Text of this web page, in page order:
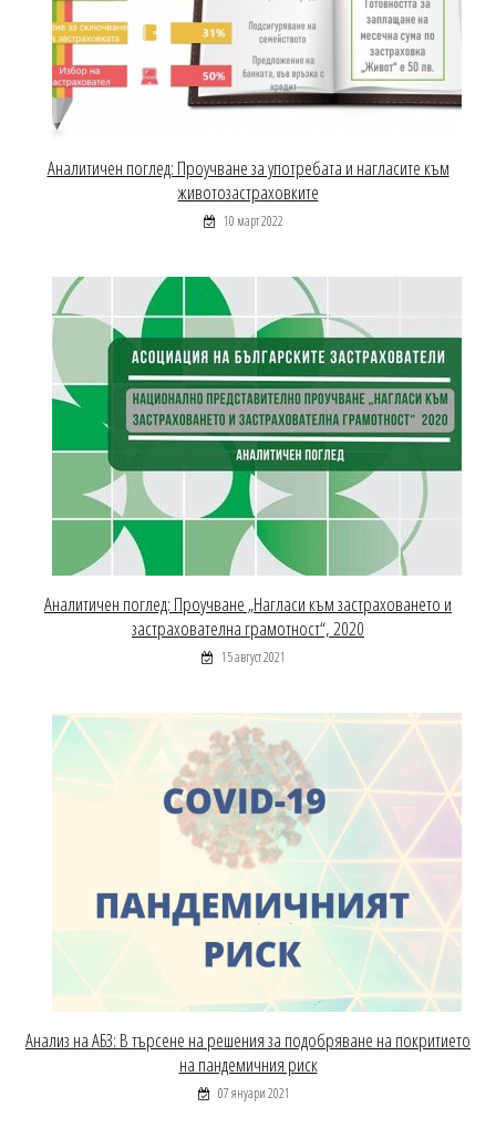
Аналитичен поглед: Проучване за употребата и нагласите към
животозастраховките
10 март 2022
Аналитичен поглед: Проучване „Нагласи към застраховането и
застрахователна грамотност“, 2020
15 август 2021
Анализ на АБЗ: В търсене на решения за подобряване на покритието
на пандемичния риск
07 януари 2021